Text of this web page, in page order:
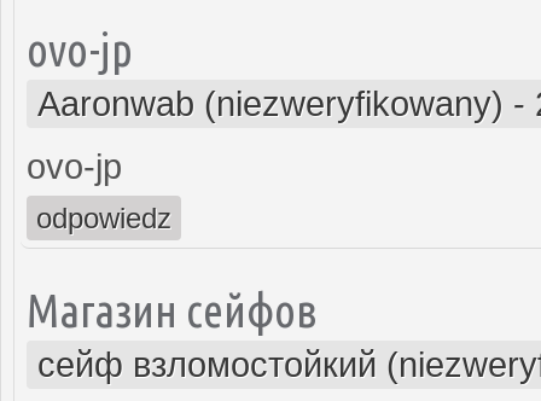
ovo-jp
Aaronwab (niezweryfikowany) -
ovo-jp
odpowiedz
Магазин сейфов
сейф взломостойкий